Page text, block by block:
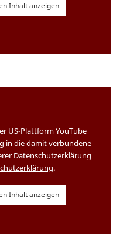
Inhalt anzeigen
US-Plattform YouTube
in die damit verbundene
Datenschutzerklärung
.
Inhalt anzeigen